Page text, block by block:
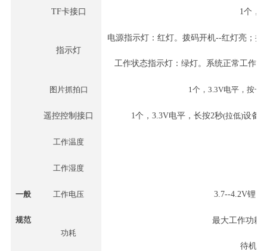
TF卡接口 1个，
指示灯
电源指示灯：红灯。拨码开机--红灯亮；拨
工作状态指示灯：绿灯。系统正常工作--
图片抓拍口 1个，3.3V电平，按一
遥控控制接口 1个，3.3V电平，长按2秒(拉低)设备
一般
规范
工作温度
工作湿度
工作电压 3.7--4.2V锂电
功耗
最大工作功耗
待机